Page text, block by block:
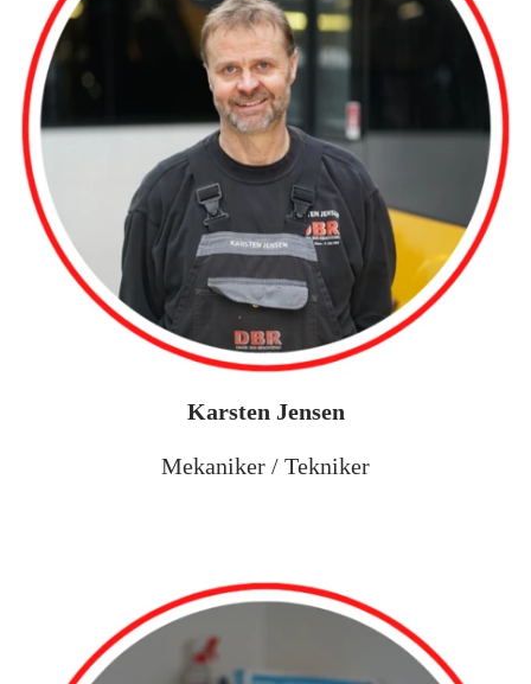
Karsten Jensen
Mekaniker / Tekniker